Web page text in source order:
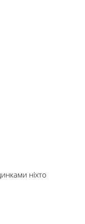
ніхто